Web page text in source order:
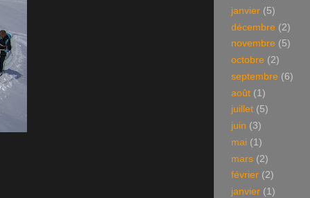
janvier (5)
décembre (2)
novembre (5)
octobre (2)
septembre (6)
août (1)
juillet (5)
juin (3)
mai (1)
mars (2)
février (2)
janvier (1)